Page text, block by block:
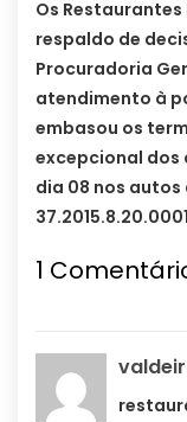
Os
respaldo de
Procuradoria
atendimento à
embasou os
excepcional
dia 08 nos autos
37.2015.8.20.0001
1
valdeir